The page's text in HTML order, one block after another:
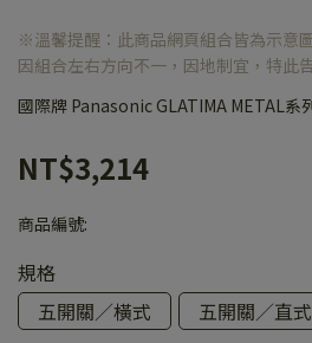
※溫馨提醒：此商品網頁組合皆為示意
因組合左右方向不一，因地制宜，特此
國際牌 Panasonic GLATIMA METAL系
NT$3,214
商品編號:
規格
五開關／橫式
五開關／直式